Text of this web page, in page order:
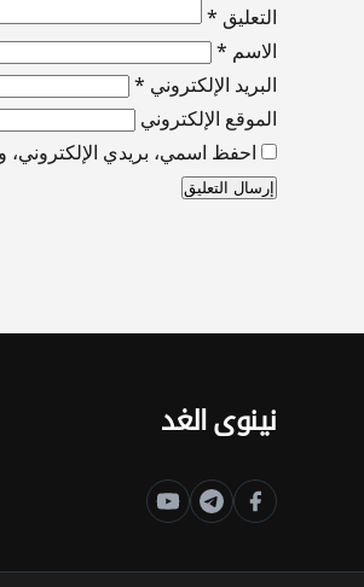
التعليق *
الاسم *
البريد الإلكتروني *
الموقع الإلكتروني
احفظ اسمي، بريدي الإلكتروني،
نينوى الغد